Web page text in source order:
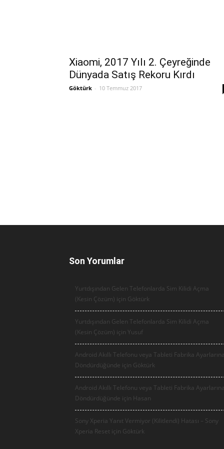
Xiaomi, 2017 Yılı 2. Çeyreğinde
Dünyada Satış Rekoru Kırdı
Göktürk - 10 Temmuz 2017
Son Yorumlar
Yurtdışından Gelen Telefonlarda Sim Kilidi Açma
(Kesin Çözüm) için Göktürk
Yurtdışından Gelen Telefonlarda Sim Kilidi Açma
(Kesin Çözüm) için Yusuf
Android Akıllı Telefonu veya Tableti Fabrika
Döndürdüğünde için Göktürk
Android Akıllı Telefonu veya Tableti Fabrika
Döndürdüğünde için Hasan
Sony Xperia Yanıt Vermiyor (Kilitlendi) Hatası – Sony
Xperia Reset için Göktürk